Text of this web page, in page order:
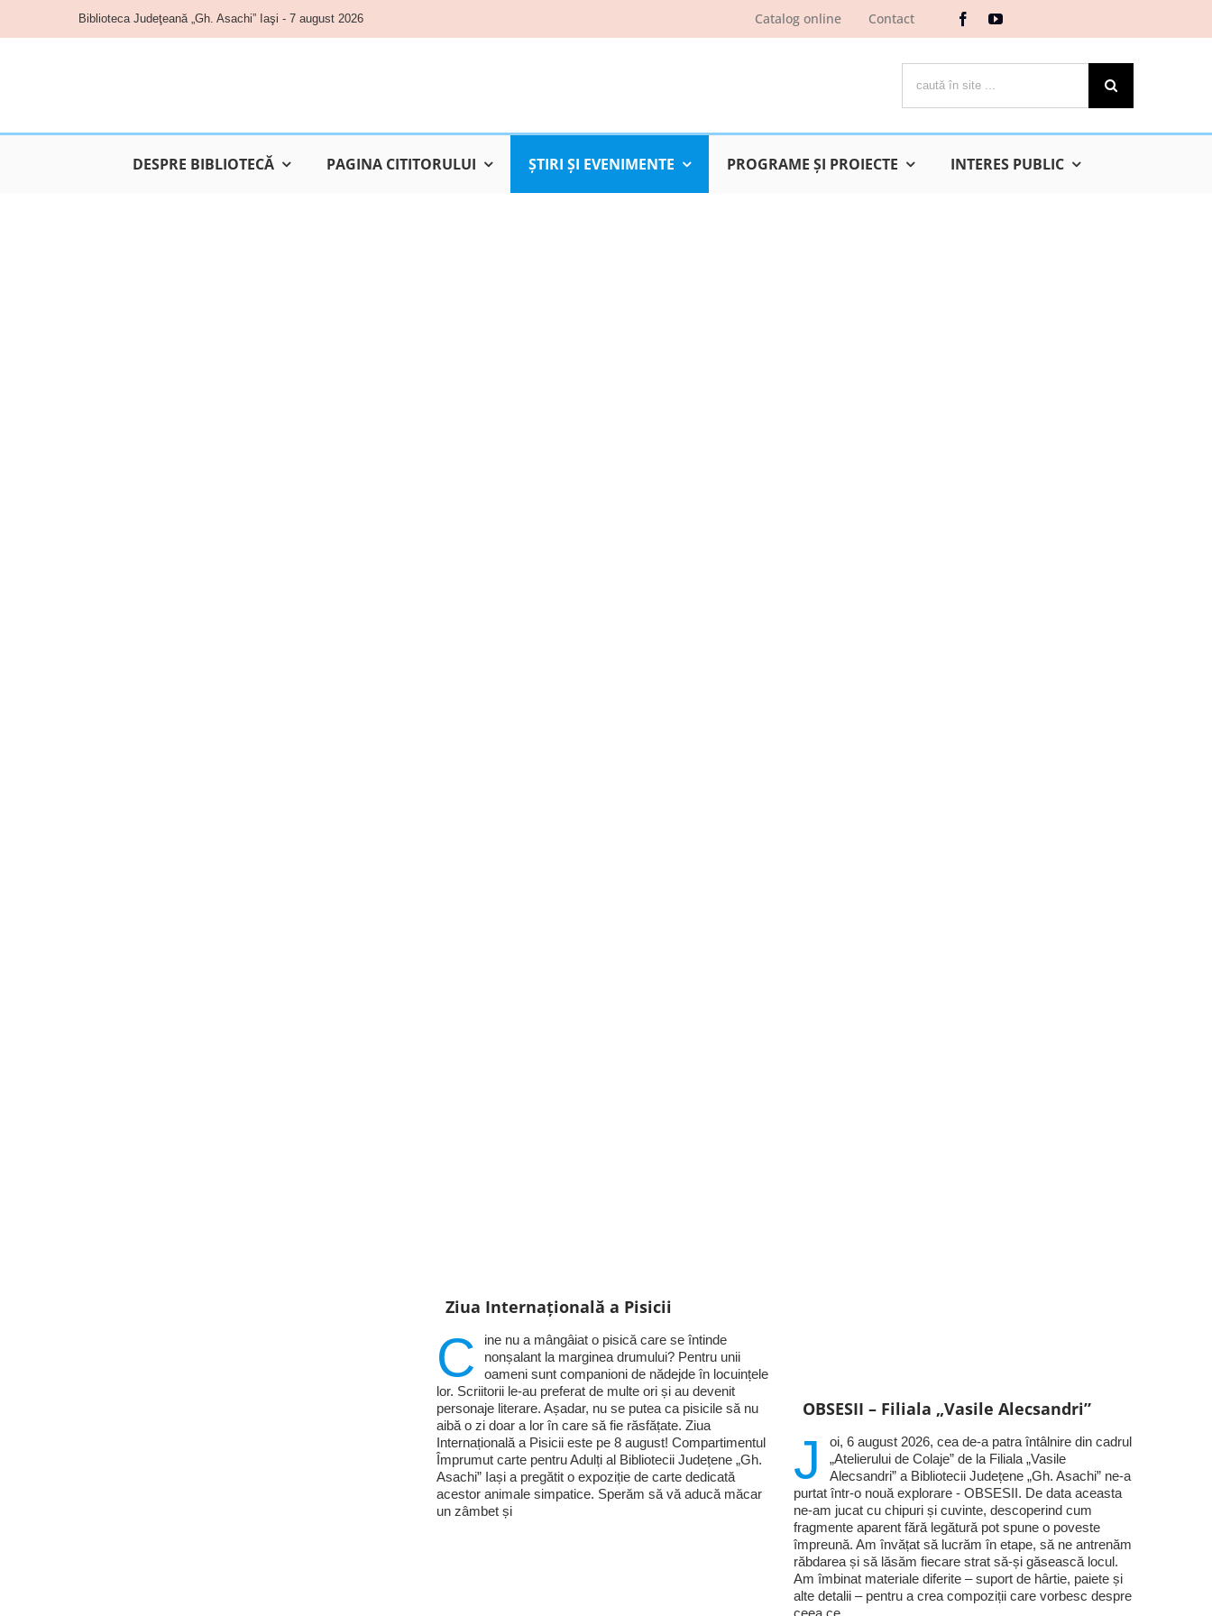
content
Biblioteca Judeţeană „Gh. Asachi” Iaşi - 7 august 2026 Catalog online Contact
DESPRE BIBLIOTECĂ PAGINA CITITORULUI ŞTIRI ŞI EVENIMENTE PROGRAME ŞI PROIECTE INTERES PUBLIC
Ziua Internațională a Pisicii
C
ine nu a mângâiat o pisică care se întinde
nonșalant la marginea drumului? Pentru unii
oameni sunt companioni de nădejde în locuințele
lor. Scriitorii le-au preferat de multe ori și au devenit
personaje literare. Așadar, nu se putea ca pisicile să nu
aibă o zi doar a lor în care să fie răsfățate. Ziua
Internațională a Pisicii este pe 8 august! Compartimentul
Împrumut carte pentru Adulți al Bibliotecii Județene „Gh.
Asachi” Iași a pregătit o expoziție de carte dedicată
acestor animale simpatice. Sperăm să vă aducă măcar
un zâmbet și
OBSESII – Filiala „Vasile Alecsandri”
J
oi, 6 august 2026, cea de-a patra întâlnire din cadrul
„Atelierului de Colaje” de la Filiala „Vasile
Alecsandri” a Bibliotecii Județene „Gh. Asachi” ne-a
purtat într-o nouă explorare - OBSESII. De data aceasta
ne-am jucat cu chipuri și cuvinte, descoperind cum
fragmente aparent fără legătură pot spune o poveste
împreună. Am învățat să lucrăm în etape, să ne antrenăm
răbdarea și să lăsăm fiecare strat să-și găsească locul.
Am îmbinat materiale diferite – suport de hârtie, paiete și
alte detalii – pentru a crea compoziții care vorbesc despre
ceea ce